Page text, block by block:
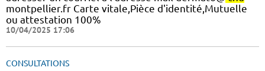
montpellier.fr Carte vitale,Pièce d'identité,Mutuelle
ou attestation 100%
10/04/2025 17:06
CONSULTATIONS